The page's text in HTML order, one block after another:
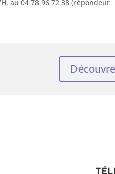
au 04 78 96 72 38 (répondeur